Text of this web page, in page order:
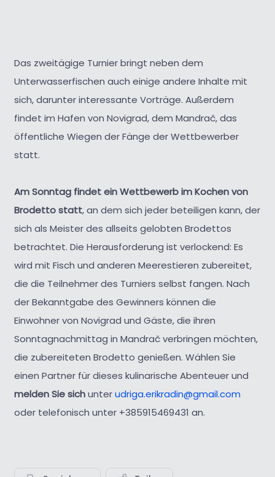
Das zweitägige Turnier bringt neben dem
Unterwasserfischen auch einige andere Inhalte mit
sich, darunter interessante Vorträge. Außerdem
findet im Hafen von Novigrad, dem Mandrač, das
öffentliche Wiegen der Fänge der Wettbewerber
statt.
Am Sonntag findet ein Wettbewerb im Kochen von
Brodetto statt, an dem sich jeder beteiligen kann, der
sich als Meister des allseits gelobten Brodettos
betrachtet. Die Herausforderung ist verlockend: Es
wird mit Fisch und anderen Meerestieren zubereitet,
die die Teilnehmer des Turniers selbst fangen. Nach
der Bekanntgabe des Gewinners können die
Einwohner von Novigrad und Gäste, die ihren
Sonntagnachmittag in Mandrač verbringen möchten,
die zubereiteten Brodetto genießen. Wählen Sie
einen Partner für dieses kulinarische Abenteuer und
melden Sie sichunterudriga.erikradin@gmail.com
oder telefonisch unter +385915469431 an.